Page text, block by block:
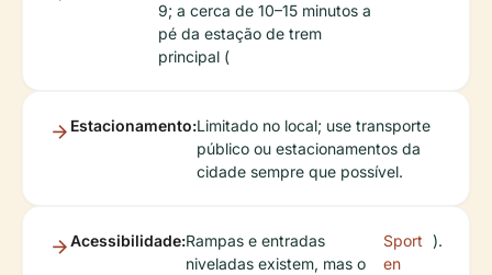
9; a cerca de 10–15 minutos a
pé da estação de trem
principal (
Estacionamento:Limitado no local; use transporte
público ou estacionamentos da
cidade sempre que possível.
Acessibilidade:Rampas e entradas
niveladas existem, mas o
Sport
en
).